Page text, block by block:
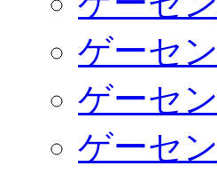
ゲーセ
ゲーセ
ゲーセ